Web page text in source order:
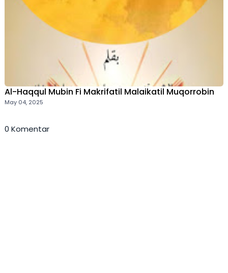
Al-Haqqul Mubin Fi Makrifatil Malaikatil Muqorrobin
May 04, 2025
0 Komentar